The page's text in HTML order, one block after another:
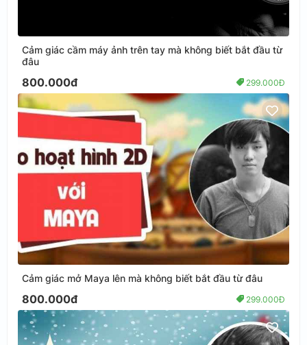
Cảm giác cầm máy ảnh trên tay mà không biết bắt đầu từ
đâu
800.000đ 299.000Đ
Cảm giác mở Maya lên mà không biết bắt đầu từ đâu
800.000đ 299.000Đ